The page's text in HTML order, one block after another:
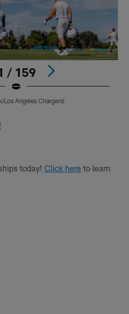
/ 159
Los Angeles Chargers)
today!Click here to learn